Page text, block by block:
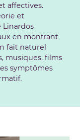
affectives.
et
Linardos
en montrant
fait naturel
musiques, films
symptômes